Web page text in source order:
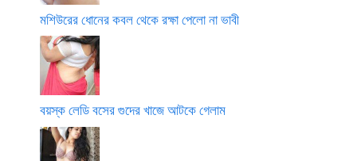
মশিউরের ধোনের কবল থেকে রক্ষা পেলো না ভাবী
বয়স্ক লেডি বসের গুদের খাজে আটকে গেলাম